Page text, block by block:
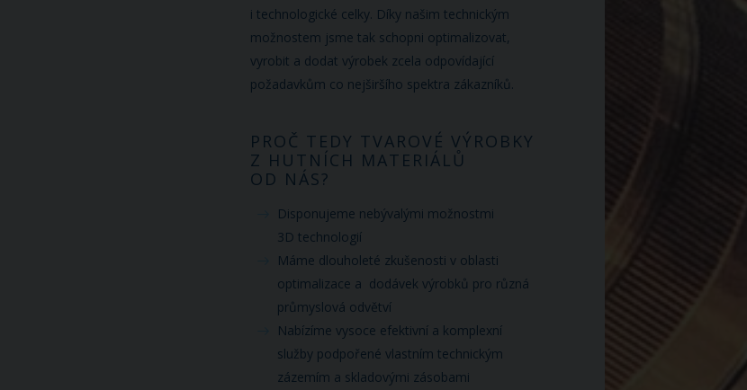
i technologické celky. Díky našim technickým
možnostem jsme tak schopni optimalizovat,
vyrobit a dodat výrobek zcela odpovídající
požadavkům co nejširšího spektra zákazníků.
PROČ TEDY TVAROVÉ VÝROBKY
Z HUTNÍCH MATERIÁLŮ
OD NÁS?
Disponujeme nebývalými možnostmi
3D technologií
Máme dlouholeté zkušenosti v oblasti
optimalizace a dodávek výrobků pro různá
průmyslová odvětví
Nabízíme vysoce efektivní a komplexní
služby podpořené vlastním technickým
zázemím a skladovými zásobami